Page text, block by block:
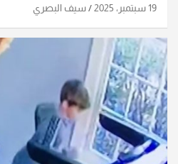
19 سبتمبر، 2025 سيف البصري